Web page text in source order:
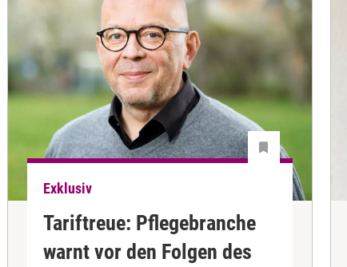
Exklusiv
Tariftreue: Pflegebranche
warnt vor den Folgen des